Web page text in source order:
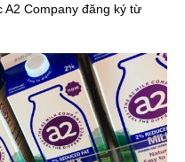
Company đăng ký từ